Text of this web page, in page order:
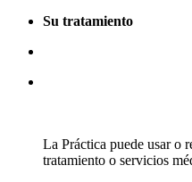
Su tratamiento
La Práctica puede usar o
tratamiento o servicios